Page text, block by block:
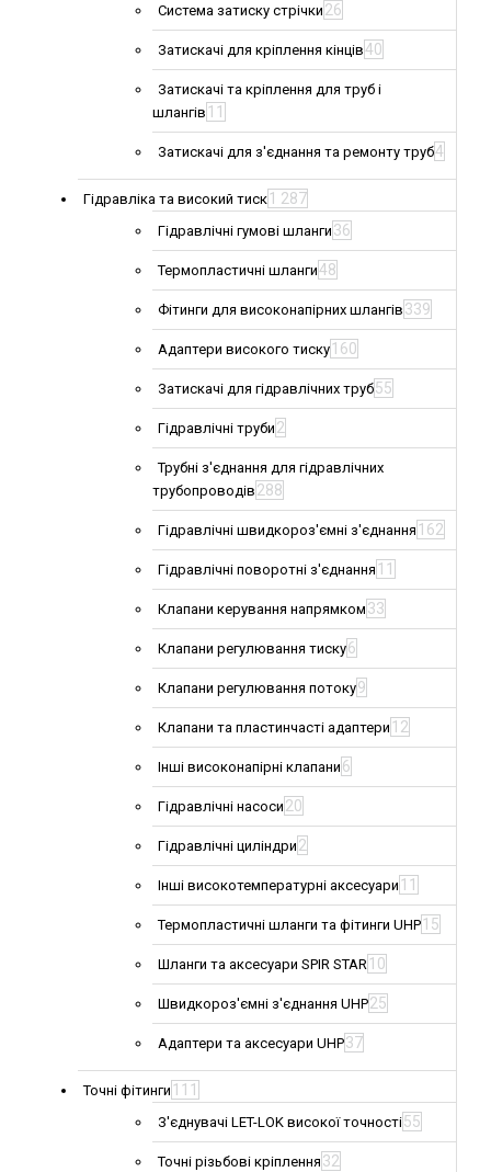
Система затиску стрічки 26
Затискачі для кріплення кінців40
Затискачі та кріплення для труб і
шлангів 11
Затискачі для з'єднання та ремонту труб4
Гідравліка та високий тиск 1 287
Гідравлічні гумові шланги 36
Термопластичні шланги48
Фітинги для високонапірних шлангів 339
Адаптери високого тиску 160
Затискачі для гідравлічних труб55
Гідравлічні труби 2
Трубні з'єднання для гідравлічних
трубопроводів 288
Гідравлічні швидкороз'ємні з'єднання 162
Гідравлічні поворотні з'єднання 11
Клапани керування напрямком 33
Клапани регулювання тиску6
Клапани регулювання потоку9
Клапани та пластинчасті адаптери 12
Інші високонапірні клапани 6
Гідравлічні насоси 20
Гідравлічні циліндри 2
Інші високотемпературні аксесуари 11
Термопластичні шланги та фітинги UHP 15
Шланги та аксесуари SPIR STAR 10
Швидкороз'ємні з'єднання UHP25
Адаптери та аксесуари UHP37
Точні фітинги 111
З'єднувачі LET-LOK високої точності55
Точні різьбові кріплення 32